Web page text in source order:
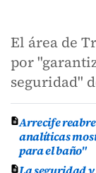
El área de
por
seguridad"
Arrecife
analíticas
para el baño"